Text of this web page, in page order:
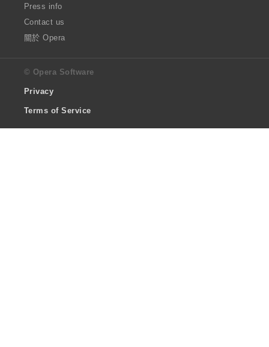
Press info
Contact us
關於 Opera
© Opera Software
Privacy
Terms of Service